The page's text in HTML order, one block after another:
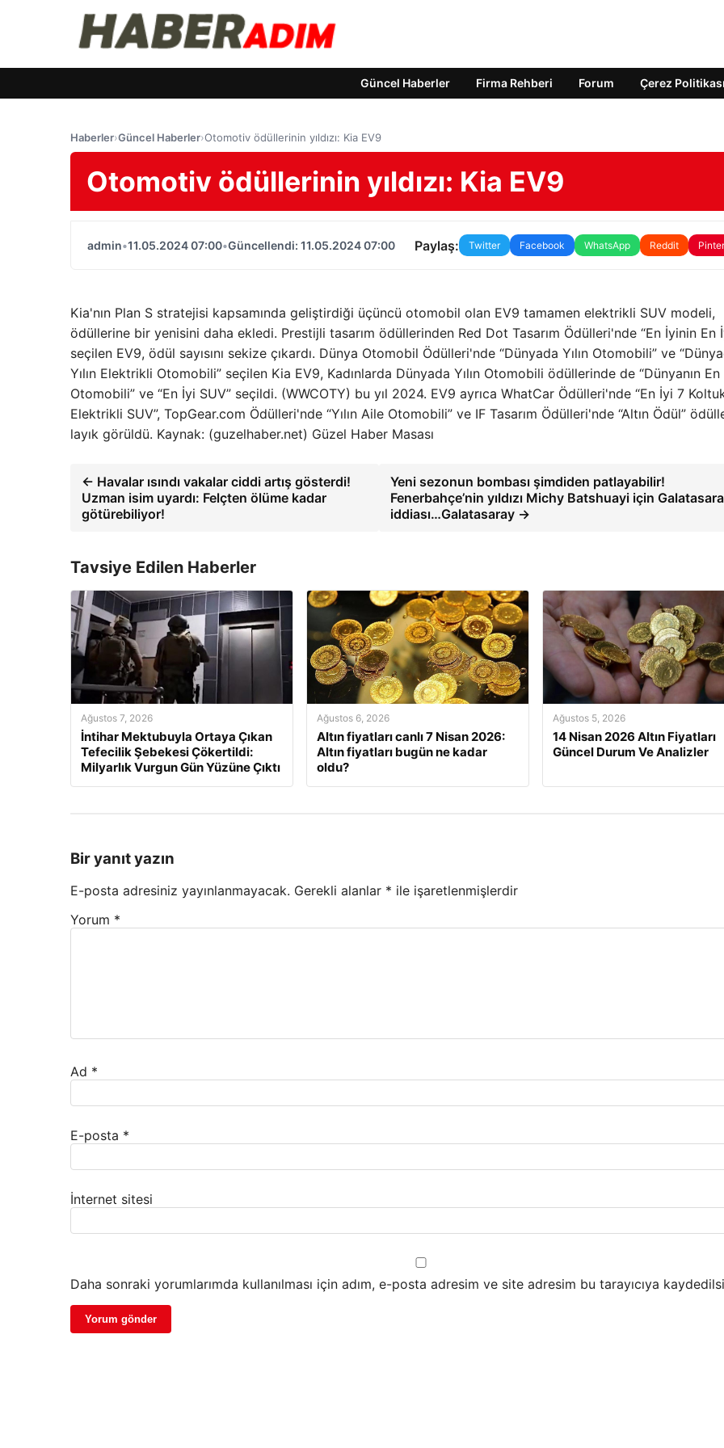
Güncel Haberler Firma Rehberi Forum Çerez Politikası
Haberler›Güncel Haberler›Otomotiv ödüllerinin yıldızı: Kia EV9
Otomotiv ödüllerinin yıldızı: Kia EV9
admin•11.05.2024 07:00•Güncellendi: 11.05.2024 07:00 Paylaş: Twitter Facebook WhatsApp Reddit
Kia'nın Plan S stratejisi kapsamında geliştirdiği üçüncü otomobil olan EV9 tamamen elektrikli SUV modeli,
ödüllerine bir yenisini daha ekledi. Prestijli tasarım ödüllerinden Red Dot Tasarım Ödülleri'nde “En İyinin En
seçilen EV9, ödül sayısını sekize çıkardı. Dünya Otomobil Ödülleri'nde “Dünyada Yılın Otomobili” ve
Yılın Elektrikli Otomobili” seçilen Kia EV9, Kadınlarda Dünyada Yılın Otomobili ödüllerinde de “Dünyanın En
Otomobili” ve “En İyi SUV” seçildi. (WWCOTY) bu yıl 2024. EV9 ayrıca WhatCar Ödülleri'nde “En İyi 7
Elektrikli SUV”, TopGear.com Ödülleri'nde “Yılın Aile Otomobili” ve IF Tasarım Ödülleri'nde “Altın Ödül”
layık görüldü. Kaynak: (guzelhaber.net) Güzel Haber Masası
← Havalar ısındı vakalar ciddi artış gösterdi!
Uzman isim uyardı: Felçten ölüme kadar
götürebiliyor!
Yeni sezonun bombası şimdiden patlayabilir!
Fenerbahçe’nin yıldızı Michy Batshuayi için
iddiası…Galatasaray →
Tavsiye Edilen Haberler
Ağustos 7, 2026
İntihar Mektubuyla Ortaya Çıkan
Tefecilik Şebekesi Çökertildi:
Milyarlık Vurgun Gün Yüzüne Çıktı
Ağustos 6, 2026
Altın fiyatları canlı 7 Nisan 2026:
Altın fiyatları bugün ne kadar
oldu?
Ağustos 5, 2026
14 Nisan 2026 Altın Fiyatları
Güncel Durum Ve Analizler
Bir yanıt yazın
E-posta adresiniz yayınlanmayacak. Gerekli alanlar * ile işaretlenmişlerdir
Yorum *
Ad *
E-posta *
İnternet sitesi
Daha sonraki yorumlarımda kullanılması için adım, e-posta adresim ve site adresim bu tarayıcıya